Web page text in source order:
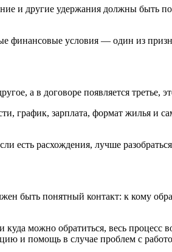
и другие удержания должны быть
финансовые условия — один из
а в договоре появляется третье,
график, зарплата, формат жилья и
есть расхождения, лучше
быть понятный контакт: к кому
можно обратиться, весь процесс
и помощь в случае проблем с